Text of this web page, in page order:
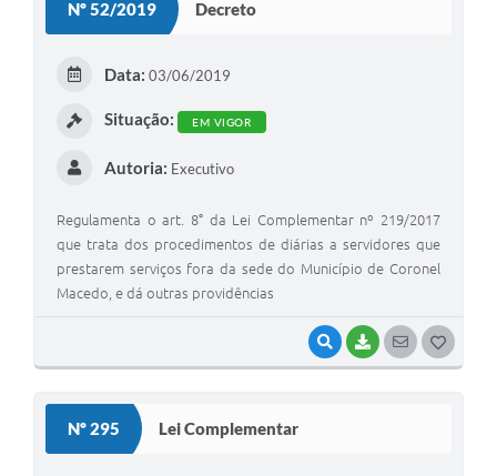
Nº 52/2019 Decreto
VISUALIZAR
BAIXARSEGUIR
Data: 03/06/2019
Situação: EM VIGOR
Autoria: Executivo
Regulamenta o art. 8° da Lei Complementar nº 219/2017
que trata dos procedimentos de diárias a servidores que
prestarem serviços fora da sede do Município de Coronel
Macedo, e dá outras providências
Nº 295 Lei Complementar